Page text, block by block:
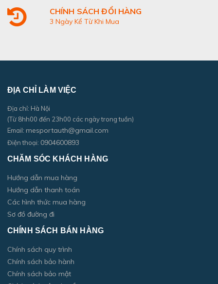
CHÍNH SÁCH ĐỔI HÀNG
3 Ngày Kể Từ Khi Mua
ĐỊA CHỈ LÀM VIỆC
Địa chỉ: Hà Nội
(Từ 8hh00 đến 23h00 các ngày trong tuần)
Email: mesportauth@gmail.com
Điện thoại: 0904600893
CHĂM SÓC KHÁCH HÀNG
Hướng dẫn mua hàng
Hướng dẫn thanh toán
Các hình thức mua hàng
Sơ đồ đường đi
CHÍNH SÁCH BÁN HÀNG
Chính sách quy trình
Chính sách bảo hành
Chính sách bảo mật